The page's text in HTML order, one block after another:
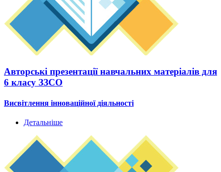
Авторські презентації навчальних матеріалів для
6 класу ЗЗСО
Висвітлення інноваційної діяльності
Детальніше